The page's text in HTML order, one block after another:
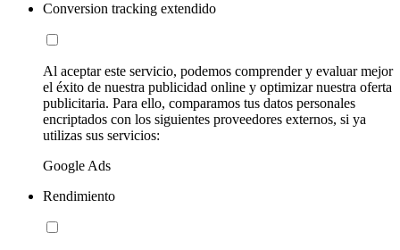
Conversion tracking extendido
Al aceptar este servicio, podemos comprender y evaluar mejor
el éxito de nuestra publicidad online y optimizar nuestra oferta
publicitaria. Para ello, comparamos tus datos personales
encriptados con los siguientes proveedores externos, si ya
utilizas sus servicios:
Google Ads
Rendimiento